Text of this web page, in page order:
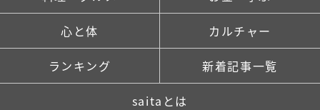
心と体 カルチャー
ランキング 新着記事一覧
saitaとは